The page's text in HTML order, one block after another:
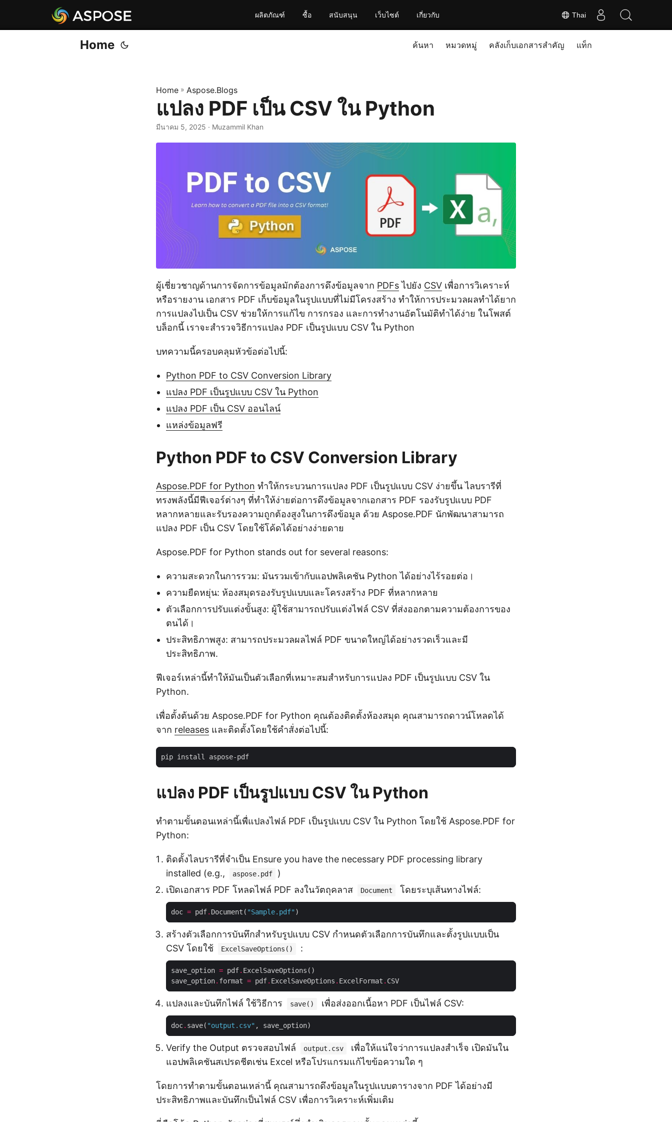
Thai
ผลิตภัณฑ์ ซื้อ สนับสนุน เว็บไซต์ เกี่ยวกับ
Home ค้นหา หมวดหมู่ คลังเก็บเอกสารสำคัญ แท็ก
Home » Aspose.Blogs
แปลง PDF เป็น CSV ใน Python
มีนาคม 5, 2025 · Muzammil Khan
ผู้เชี่ยวชาญด้านการจัดการข้อมูลมักต้องการดึงข้อมูลจาก PDFsไปยัง CSV เพื่อการวิเคราะห์
หรือรายงาน เอกสาร PDF เก็บข้อมูลในรูปแบบที่ไม่มีโครงสร้าง ทำให้การประมวลผลทำได้ยาก
การแปลงไปเป็น CSV ช่วยให้การแก้ไข การกรอง และการทำงานอัตโนมัติทำได้ง่าย ในโพสต์
บล็อกนี้ เราจะสำรวจวิธีการแปลง PDF เป็นรูปแบบ CSV ใน Python
บทความนี้ครอบคลุมหัวข้อต่อไปนี้:
Python PDF to CSV Conversion Library
แปลง PDF เป็นรูปแบบ CSV ใน Python
แปลง PDF เป็น CSV ออนไลน์
แหล่งข้อมูลฟรี
Python PDF to CSV Conversion Library
Aspose.PDF for Python ทำให้กระบวนการแปลง PDF เป็นรูปแบบ CSV ง่ายขึ้น ไลบรารีที่
ทรงพลังนี้มีฟีเจอร์ต่างๆ ที่ทำให้ง่ายต่อการดึงข้อมูลจากเอกสาร PDF รองรับรูปแบบ PDF
หลากหลายและรับรองความถูกต้องสูงในการดึงข้อมูล ด้วย Aspose.PDF นักพัฒนาสามารถ
แปลง PDF เป็น CSV โดยใช้โค้ดได้อย่างง่ายดาย
Aspose.PDF for Python stands out for several reasons:
ความสะดวกในการรวม: มันรวมเข้ากับแอปพลิเคชัน Python ได้อย่างไร้รอยต่อ।
ความยืดหยุ่น: ห้องสมุดรองรับรูปแบบและโครงสร้าง PDF ที่หลากหลาย
ตัวเลือกการปรับแต่งขั้นสูง: ผู้ใช้สามารถปรับแต่งไฟล์ CSV ที่ส่งออกตามความต้องการของ
ตนได้।
ประสิทธิภาพสูง: สามารถประมวลผลไฟล์ PDF ขนาดใหญ่ได้อย่างรวดเร็วและมี
ประสิทธิภาพ.
ฟีเจอร์เหล่านี้ทำให้มันเป็นตัวเลือกที่เหมาะสมสำหรับการแปลง PDF เป็นรูปแบบ CSV ใน
Python.
เพื่อตั้งต้นด้วย Aspose.PDF for Python คุณต้องติดตั้งห้องสมุด คุณสามารถดาวน์โหลดได้
จาก releases และติดตั้งโดยใช้คำสั่งต่อไปนี้:
แปลง PDF เป็นรูปแบบ CSV ใน Python
ทำตามขั้นตอนเหล่านี้เพื่แปลงไฟล์ PDF เป็นรูปแบบ CSV ใน Python โดยใช้ Aspose.PDF for
Python:
ติดตั้งไลบรารีที่จำเป็น Ensure you have the necessary PDF processing library
installed (e.g.,
aspose.pdf
)
เปิดเอกสาร PDF โหลดไฟล์ PDF ลงในวัตถุคลาส
Document โดยระบุเส้นทางไฟล์:
doc = pdf. Document( "Sample.pdf"
สร้างตัวเลือกการบันทึกสำหรับรูปแบบ CSV กำหนดตัวเลือกการบันทึกและตั้งรูปแบบเป็น
CSV โดยใช้
ExcelSaveOptions() :
save_option = pdf.
save_option. format = pdf. ExcelSaveOptions . ExcelFormat .
แปลงและบันทึกไฟล์ ใช้วิธีการ save() เพื่อส่งออกเนื้อหา PDF เป็นไฟล์ CSV:
doc. save( "output.csv"
Verify the Output ตรวจสอบไฟล์ output.csv
เพื่อให้แน่ใจว่าการแปลงสำเร็จ เปิดมันใน
แอปพลิเคชันสเปรดชีตเช่น Excel หรือโปรแกรมแก้ไขข้อความใด ๆ
โดยการทำตามขั้นตอนเหล่านี้ คุณสามารถดึงข้อมูลในรูปแบบตารางจาก PDF ได้อย่างมี
ประสิทธิภาพและบันทึกเป็นไฟล์ CSV เพื่อการวิเคราะห์เพิ่มเติม